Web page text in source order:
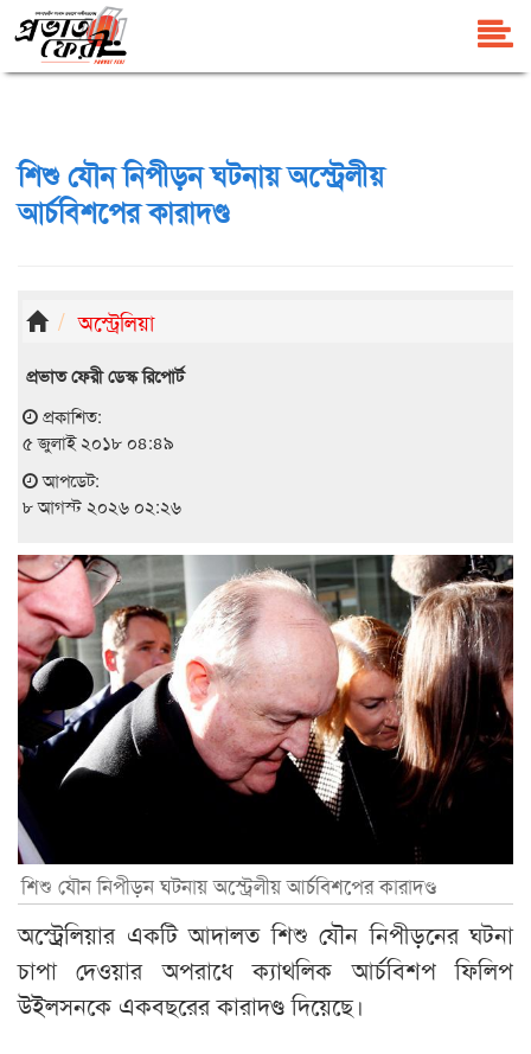
শিশু যৌন নিপীড়ন ঘটনায় অস্ট্রেলীয়
আর্চবিশপের কারাদণ্ড
অস্ট্রেলিয়া
প্রভাত ফেরী ডেস্ক রিপোর্ট
প্রকাশিত:
৫ জুলাই ২০১৮ ০৪:৪৯
আপডেট:
৮ আগস্ট ২০২৬ ০২:২৬
শিশু যৌন নিপীড়ন ঘটনায় অস্ট্রেলীয় আর্চবিশপের কারাদণ্ড
অস্ট্রেলিয়ার একটি আদালত শিশু যৌন নিপীড়নের ঘটনা
চাপা দেওয়ার অপরাধে ক্যাথলিক আর্চবিশপ ফিলিপ
উইলসনকে একবছরের কারাদণ্ড দিয়েছে।